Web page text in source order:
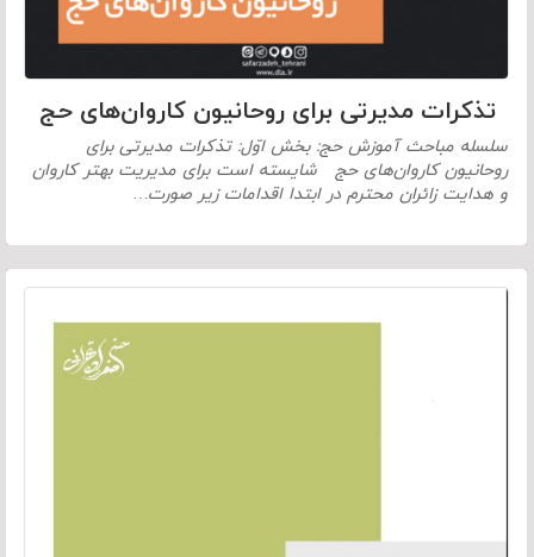
تذکرات مدیرتی برای روحانیون کاروان‌های حج
سلسله مباحث آموزش حج: بخش اوّل: تذکرات مدیرتی برای
روحانیون کاروان‌های حج شایسته است برای مدیریت بهتر کاروان
و هدایت زائران محترم در ابتدا اقدامات زیر صورت…